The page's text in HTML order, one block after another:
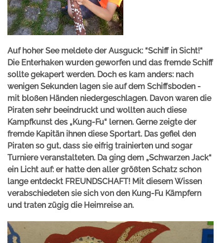
Auf hoher See meldete der Ausguck: “Schiff in Sicht!“
Die Enterhaken wurden geworfen und das fremde Schiff
sollte gekapert werden. Doch es kam anders: nach
wenigen Sekunden lagen sie auf dem Schiffsboden -
mit bloßen Händen niedergeschlagen. Davon waren die
Piraten sehr beeindruckt und wollten auch diese
Kampfkunst des „Kung-Fu“ lernen. Gerne zeigte der
fremde Kapitän ihnen diese Sportart. Das gefiel den
Piraten so gut, dass sie eifrig trainierten und sogar
Turniere veranstalteten. Da ging dem „Schwarzen Jack“
ein Licht auf: er hatte den aller größten Schatz schon
lange entdeckt FREUNDSCHAFT! Mit diesem Wissen
verabschiedeten sie sich von den Kung-Fu Kämpfern
und traten zügig die Heimreise an.